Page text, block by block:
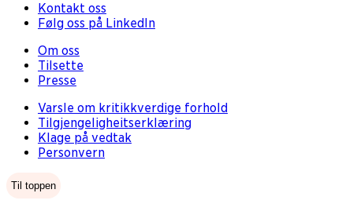
Kontakt oss
Følg oss på LinkedIn
Om oss
Tilsette
Presse
Varsle om kritikkverdige forhold
Tilgjengeligheitserklæring
Klage på vedtak
Personvern
Til toppen